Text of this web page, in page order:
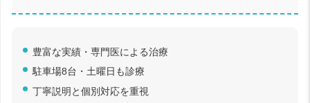
豊富な実績・専門医による治療
駐車場8台・土曜日も診療
丁寧説明と個別対応を重視